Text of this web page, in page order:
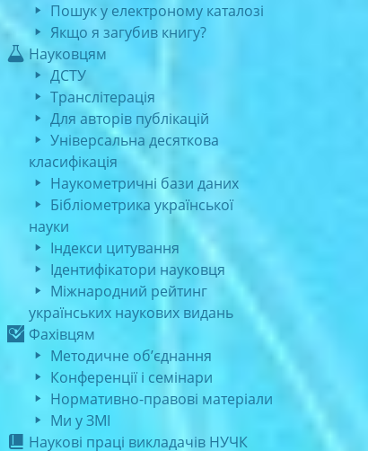
Пошук у електроному каталозі
Якщо я загубив книгу?
Науковцям
ДСТУ
Транслітерація
Для авторів публікацій
Універсальна десяткова
класифікація
Наукометричні бази даних
Бібліометрика української
науки
Індекси цитування
Ідентифікатори науковця
Міжнародний рейтинг
українських наукових видань
Фахівцям
Методичне об’єднання
Конференції і семінари
Нормативно-правові матеріали
Ми у ЗМІ
Наукові праці викладачів НУЧК